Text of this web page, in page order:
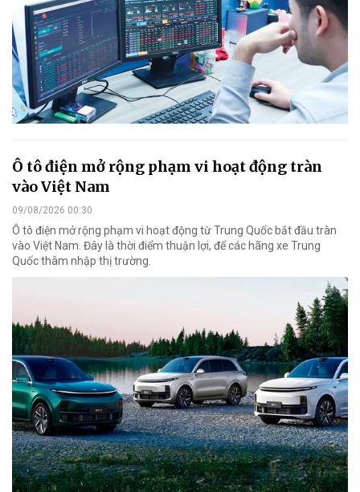
Ô tô điện mở rộng phạm vi hoạt động tràn
vào Việt Nam
09/08/2026 00:30
Ô tô điện mở rộng phạm vi hoạt động từ Trung Quốc bắt đầu tràn
vào Việt Nam. Đây là thời điểm thuận lợi, để các hãng xe Trung
Quốc thâm nhập thị trường.